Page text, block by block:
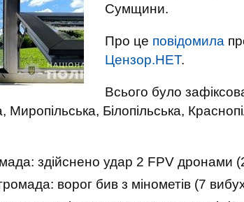
Сумщини.
Про це повідомила
Цензор.НЕТ.
Всього було
Миропільська, Білопільська,
здійснено удар 2 FPV дронами
ворог бив з мінометів (7